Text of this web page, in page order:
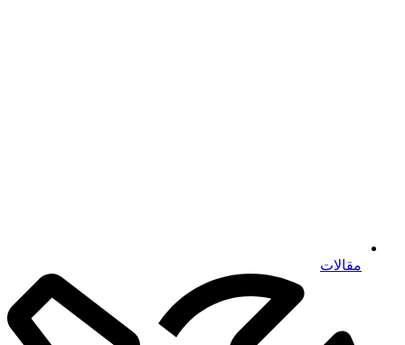
مقالات